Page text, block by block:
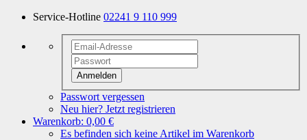
Service-Hotline 02241 9 110 999
Anmelden
Passwort vergessen
Neu hier? Jetzt registrieren
Warenkorb: 0,00 €
Es befinden sich keine Artikel im Warenkorb